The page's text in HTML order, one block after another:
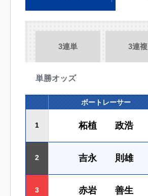
3連単 3連複
単勝オッズ
ボートレーサー
1 柘植 政浩
2 吉永 則雄
3 赤岩 善生